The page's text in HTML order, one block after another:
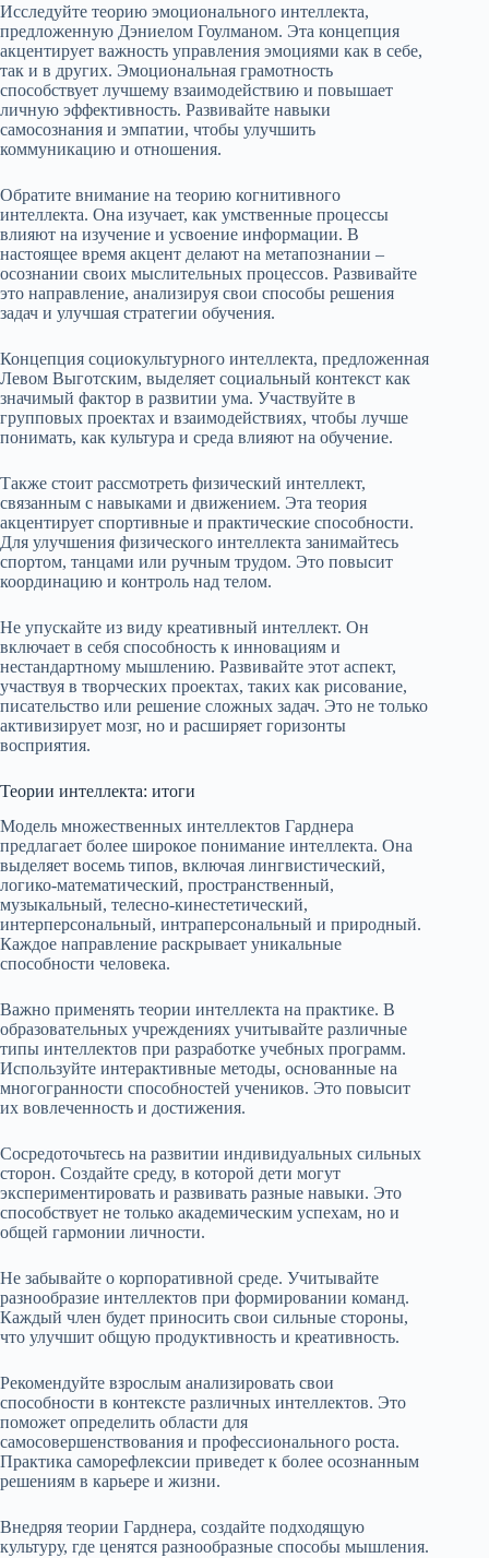
Исследуйте теорию эмоционального интеллекта,
предложенную Дэниелом Гоулманом. Эта концепция
акцентирует важность управления эмоциями как в себе,
так и в других. Эмоциональная грамотность
способствует лучшему взаимодействию и повышает
личную эффективность. Развивайте навыки
самосознания и эмпатии, чтобы улучшить
коммуникацию и отношения.
Обратите внимание на теорию когнитивного
интеллекта. Она изучает, как умственные процессы
влияют на изучение и усвоение информации. В
настоящее время акцент делают на метапознании –
осознании своих мыслительных процессов. Развивайте
это направление, анализируя свои способы решения
задач и улучшая стратегии обучения.
Концепция социокультурного интеллекта, предложенная
Левом Выготским, выделяет социальный контекст как
значимый фактор в развитии ума. Участвуйте в
групповых проектах и взаимодействиях, чтобы лучше
понимать, как культура и среда влияют на обучение.
Также стоит рассмотреть физический интеллект,
связанным с навыками и движением. Эта теория
акцентирует спортивные и практические способности.
Для улучшения физического интеллекта занимайтесь
спортом, танцами или ручным трудом. Это повысит
координацию и контроль над телом.
Не упускайте из виду креативный интеллект. Он
включает в себя способность к инновациям и
нестандартному мышлению. Развивайте этот аспект,
участвуя в творческих проектах, таких как рисование,
писательство или решение сложных задач. Это не только
активизирует мозг, но и расширяет горизонты
восприятия.
Теории интеллекта: итоги
Модель множественных интеллектов Гарднера
предлагает более широкое понимание интеллекта. Она
выделяет восемь типов, включая лингвистический,
логико-математический, пространственный,
музыкальный, телесно-кинестетический,
интерперсональный, интраперсональный и природный.
Каждое направление раскрывает уникальные
способности человека.
Важно применять теории интеллекта на практике. В
образовательных учреждениях учитывайте различные
типы интеллектов при разработке учебных программ.
Используйте интерактивные методы, основанные на
многогранности способностей учеников. Это повысит
их вовлеченность и достижения.
Сосредоточьтесь на развитии индивидуальных сильных
сторон. Создайте среду, в которой дети могут
экспериментировать и развивать разные навыки. Это
способствует не только академическим успехам, но и
общей гармонии личности.
Не забывайте о корпоративной среде. Учитывайте
разнообразие интеллектов при формировании команд.
Каждый член будет приносить свои сильные стороны,
что улучшит общую продуктивность и креативность.
Рекомендуйте взрослым анализировать свои
способности в контексте различных интеллектов. Это
поможет определить области для
самосовершенствования и профессионального роста.
Практика саморефлексии приведет к более осознанным
решениям в карьере и жизни.
Внедряя теории Гарднера, создайте подходящую
культуру, где ценятся разнообразные способы мышления.